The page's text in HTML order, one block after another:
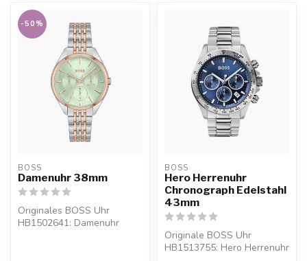
-50%
BOSS
Damenuhr 38mm
Originales BOSS Uhr
HB1502641: Damenuhr
BOSS
Hero Herrenuhr
Chronograph Edelstahl
43mm
Originale BOSS Uhr
HB1513755: Hero Herrenuhr